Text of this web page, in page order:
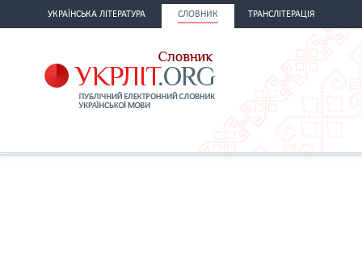
УКРАЇНСЬКА ЛІТЕРАТУРА СЛОВНИК ТРАНСЛІТЕРАЦІЯ